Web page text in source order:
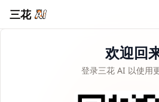
三花
欢迎回
登录三花 AI 以使用